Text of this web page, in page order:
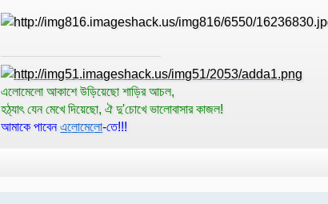
এলোমেলো আকাশে উড়িয়েছো শাড়ির আচল,
হঠ্যাৎ যেন মেখে দিয়েছো, ঐ দু'চোখে ভালোবাসার কাজল!
আমাকে পাবেনএলোমেলো-তে!!!